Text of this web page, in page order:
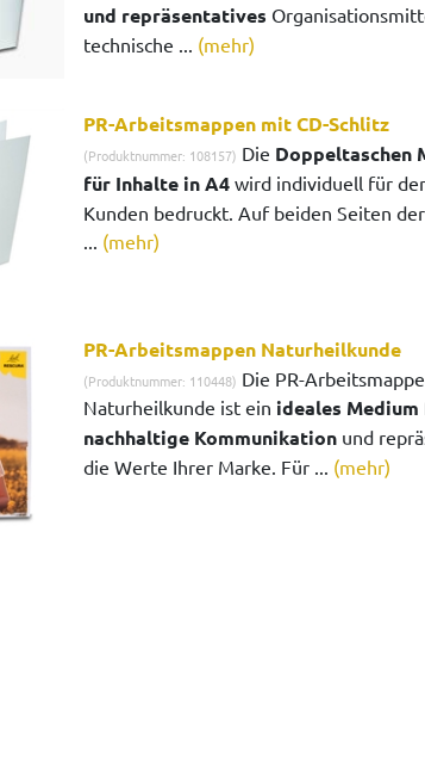
und repräsentatives
technische ... (mehr)
PR-Arbeitsmappen mit CD-Schlitz
(Produktnummer: 108157) Die Doppeltaschen
für Inhalte in A4wird individuell für
Kunden bedruckt. Auf beiden Seiten
... (mehr)
PR-Arbeitsmappen Naturheilkunde
(Produktnummer: 110448) Die PR-
Naturheilkunde ist ein ideales
nachhaltige Kommunikationund
die Werte Ihrer Marke. Für ... (mehr)